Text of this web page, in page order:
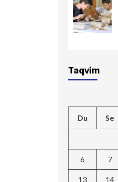
Taqvim
Du Se
6 7
13 14